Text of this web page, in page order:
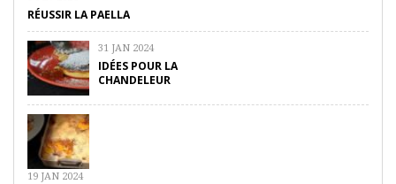
RÉUSSIR LA PAELLA
31 JAN 2024
IDÉES POUR LA
CHANDELEUR
19 JAN 2024